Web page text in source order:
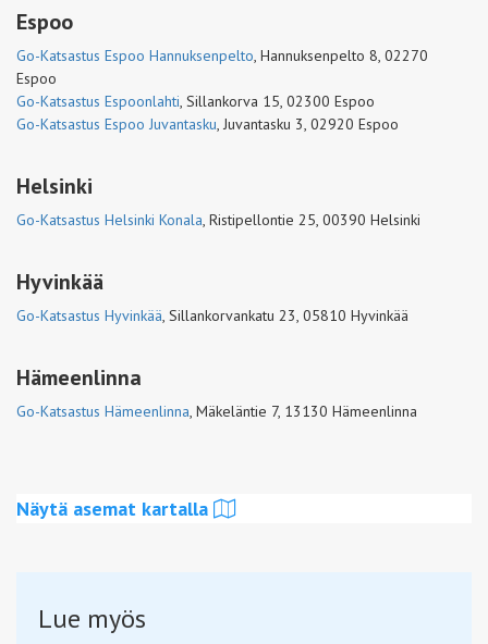
Espoo
Go-Katsastus Espoo Hannuksenpelto, Hannuksenpelto 8, 02270
Espoo
Go-Katsastus Espoonlahti, Sillankorva 15, 02300 Espoo
Go-Katsastus Espoo Juvantasku, Juvantasku 3, 02920 Espoo
Helsinki
Go-Katsastus Helsinki Konala, Ristipellontie 25, 00390 Helsinki
Hyvinkää
Go-Katsastus Hyvinkää, Sillankorvankatu 23, 05810 Hyvinkää
Hämeenlinna
Go-Katsastus Hämeenlinna, Mäkeläntie 7, 13130 Hämeenlinna
Näytä asemat kartalla
Lue myös